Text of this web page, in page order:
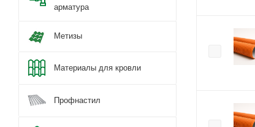
арматура
Метизы
Материалы для кровли
Профнастил